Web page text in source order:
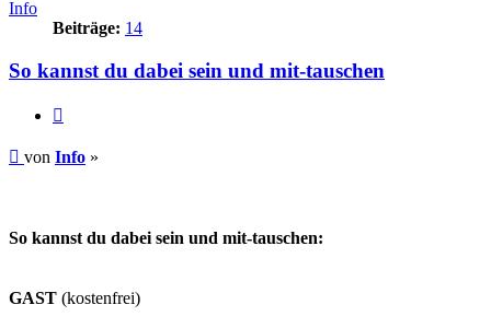
Info
Beiträge: 14
So kannst du dabei sein und mit-tauschen
Beitrag
von Info »
So kannst du dabei sein und mit-tauschen:
GAST (kostenfrei)